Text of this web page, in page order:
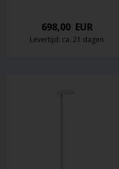
698,00EUR
Levertijd: ca. 21 dagen